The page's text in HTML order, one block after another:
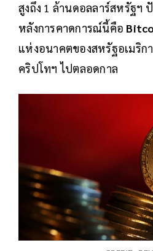
สูงถึง 1 ล้านดอลลาร์สหรัฐฯ
หลังการคาดการณ์นี้คือ
แห่งอนาคตของสหรัฐอเมริก
คริปโทฯ ไปตลอดกาล